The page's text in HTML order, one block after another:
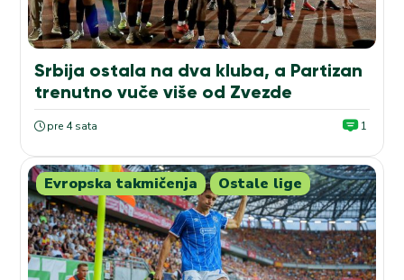
Srbija ostala na dva kluba, a Partizan
trenutno vuče više od Zvezde
pre 4 sata 1
Evropska takmičenja Ostale lige